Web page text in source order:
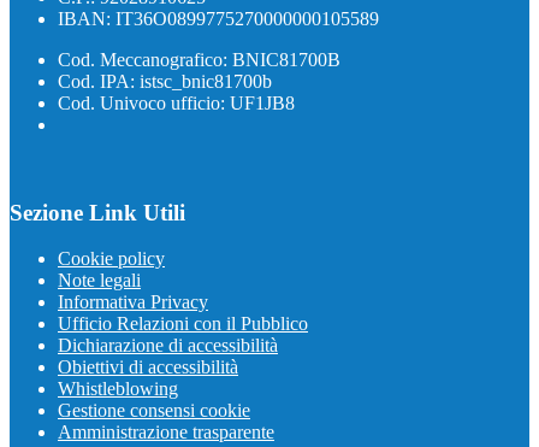
IBAN: IT36O0899775270000000105589
Cod. Meccanografico: BNIC81700B
Cod. IPA: istsc_bnic81700b
Cod. Univoco ufficio: UF1JB8
Sezione Link Utili
Cookie policy
Note legali
Informativa Privacy
Ufficio Relazioni con il Pubblico
Dichiarazione di accessibilità
Obiettivi di accessibilità
Whistleblowing
Gestione consensi cookie
Amministrazione trasparente